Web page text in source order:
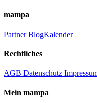
mampa
PartnerBlogKalender
Rechtliches
AGB Datenschutz
Mein mampa